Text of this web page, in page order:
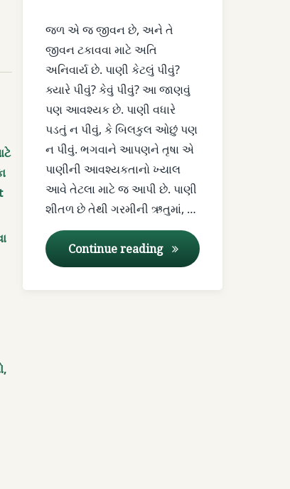
જળ એ જ જીવન છે, અને તે
જીવન ટકાવવા માટે અતિ
અનિવાર્ય છે. પાણી કેટલું પીવું?
ક્યારે પીવું? કેવું પીવું? આ જાણવું
પણ આવશ્યક છે. પાણી વધારે
પડતું ન પીવું, કે બિલકુલ ઓછું પણ
ન પીવું. ભગવાને આપણને તૃષા એ
પાણીની આવશ્યકતાનો ખ્યાલ
આવે તેટલા માટે જ આપી છે. પાણી
શીતળ છે તેથી ગરમીની ઋતુમાં, …
Continue reading જળપાન અને આયુર્વેદ
તાવ
નરણાં કોઠે
પાણી કેટલું પીવું
પાણી વધારે પડતું ન પીવું
પાણી શીતળ
બંધિયાર
મંદાગ્નિ